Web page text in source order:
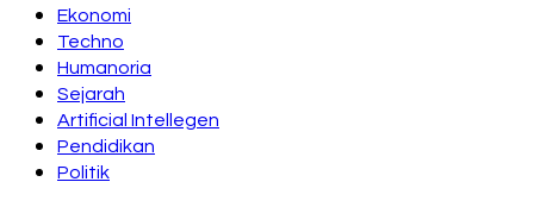
Ekonomi
Techno
Humanoria
Sejarah
Artificial Intellegen
Pendidikan
Politik